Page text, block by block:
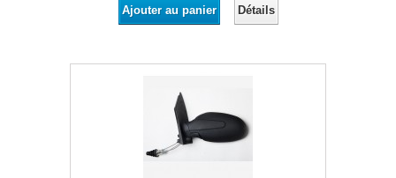
Ajouter au panier Détails